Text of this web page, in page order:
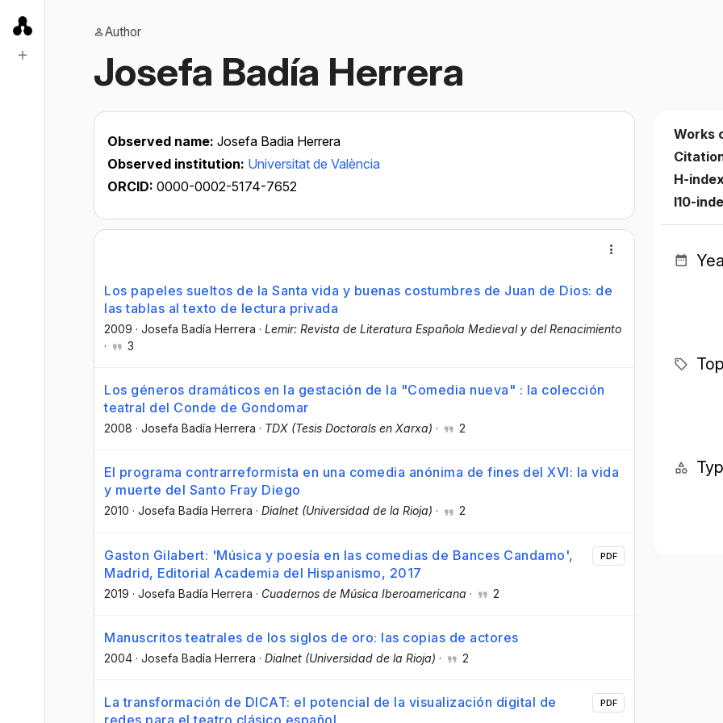
Author
Josefa Badía Herrera
Observed name: Josefa Badia Herrera
Observed institution: Universitat de València
ORCID: 0000-0002-5174-7652
Los papeles sueltos de la Santa vida y buenas costumbres de Juan de Dios: de
las tablas al texto de lectura privada
2009 · Josefa Badía Herrera · Lemir: Revista de Literatura Española Medieval y del Renacimiento
·
3
Los géneros dramáticos en la gestación de la "Comedia nueva" : la colección
teatral del Conde de Gondomar
2008 · Josefa Badía Herrera · TDX (Tesis Doctorals en Xarxa) · 2
El programa contrarreformista en una comedia anónima de fines del XVI: la vida
y muerte del Santo Fray Diego
2010 · Josefa Badía Herrera · Dialnet (Universidad de la Rioja) · 2
Gaston Gilabert: 'Música y poesía en las comedias de Bances Candamo',
Madrid, Editorial Academia del Hispanismo, 2017
2019 · Josefa Badía Herrera · Cuadernos de Música Iberoamericana · 2
PDF
Manuscritos teatrales de los siglos de oro: las copias de actores
2004 · Josefa Badía Herrera · Dialnet (Universidad de la Rioja) · 2
La transformación de DICAT: el potencial de la visualización digital de
redes para el teatro clásico español
PDF
Works
H-
I10-